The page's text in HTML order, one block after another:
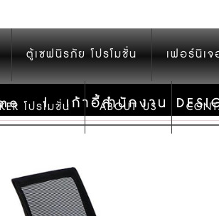
ตู้เซฟนิรภัย โปรโมชั่น เฟอร์นิเ
โปรโมชั่น ABOUT US
|เก้าอี้สำนักงาน